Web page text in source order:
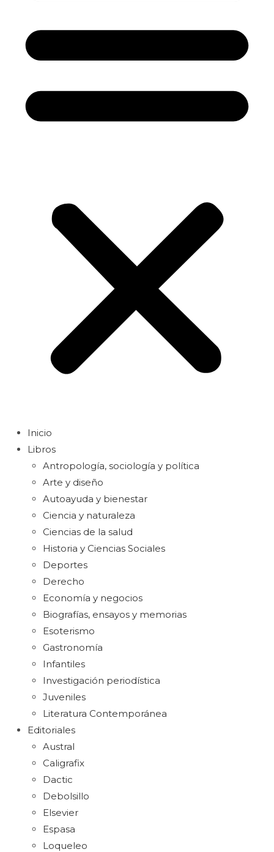
Inicio
Libros
Antropología, sociología y política
Arte y diseño
Autoayuda y bienestar
Ciencia y naturaleza
Ciencias de la salud
Historia y Ciencias Sociales
Deportes
Derecho
Economía y negocios
Biografías, ensayos y memorias
Esoterismo
Gastronomía
Infantiles
Investigación periodística
Juveniles
Literatura Contemporánea
Editoriales
Austral
Caligrafix
Dactic
Debolsillo
Elsevier
Espasa
Loqueleo